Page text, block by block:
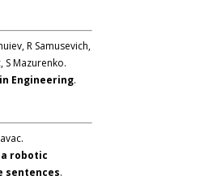
R Samusevich,
S Mazurenko.
Engineering.
robotic
sentences.